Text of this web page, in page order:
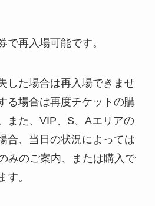
で再入場可能です。
した場合は再入場できませ
る場合は再度チケットの購
また、VIP、S、Aエリアの
合、当日の状況によっては
みのご案内、または購入で
す。